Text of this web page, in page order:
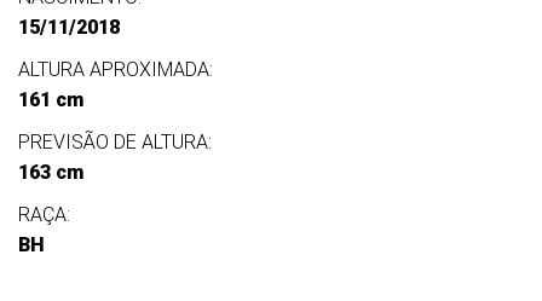
15/11/2018
ALTURA APROXIMADA:
161 cm
PREVISÃO DE ALTURA:
163 cm
RAÇA:
BH